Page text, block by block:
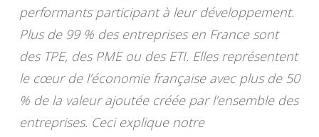
performants participant à leur développement.
Plus de 99 % des entreprises en France sont
des TPE, des PME ou des ETI. Elles représentent
le cœur de l’économie française avec plus de 50
% de la valeur ajoutée créée par l’ensemble des
entreprises. Ceci explique notre